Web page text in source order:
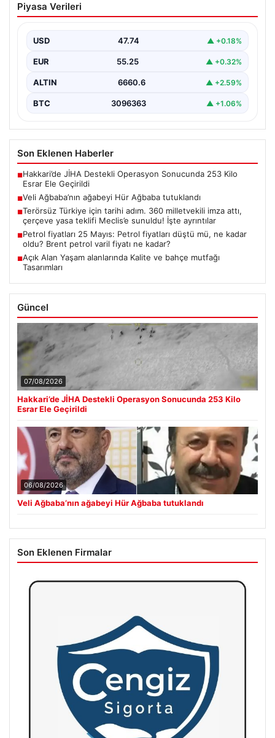
tutuklandı
Piyasa Verileri
USD 47.74 ▲ +0.18%
EUR 55.25 ▲ +0.32%
ALTIN 6660.6 ▲ +2.59%
BTC 3096363 ▲ +1.06%
Son Eklenen Haberler
■Hakkari’de JİHA Destekli Operasyon Sonucunda 253 Kilo
Esrar Ele Geçirildi
■Veli Ağbaba’nın ağabeyi Hür Ağbaba tutuklandı
■Terörsüz Türkiye için tarihi adım. 360 milletvekili imza attı,
çerçeve yasa teklifi Meclis’e sunuldu! İşte ayrıntılar
■Petrol fiyatları 25 Mayıs: Petrol fiyatları düştü mü, ne kadar
oldu? Brent petrol varil fiyatı ne kadar?
■Açık Alan Yaşam alanlarında Kalite ve bahçe mutfağı
Tasarımları
Güncel
07/08/2026
Hakkari’de JİHA Destekli Operasyon Sonucunda 253 Kilo
Esrar Ele Geçirildi
06/08/2026
Veli Ağbaba’nın ağabeyi Hür Ağbaba tutuklandı
Son Eklenen Firmalar